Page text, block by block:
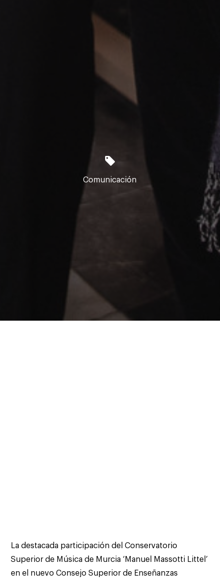
Comunicación
La destacada participación del Conservatorio
Superior de Música de Murcia ‘Manuel Massotti Littel’
en el nuevo Consejo Superior de Enseñanzas